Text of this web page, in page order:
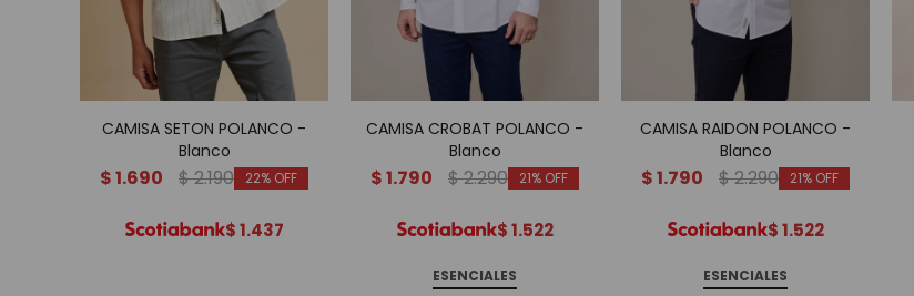
CAMISA SETON POLANCO -
Blanco
$1.690 $2.190 22
$1.437
CAMISA CROBAT POLANCO -
Blanco
$1.790 $2.290 21
$1.522
ESENCIALES
CAMISA RAIDON POLANCO -
Blanco
$1.790 $2.290 21
$1.522
ESENCIALES